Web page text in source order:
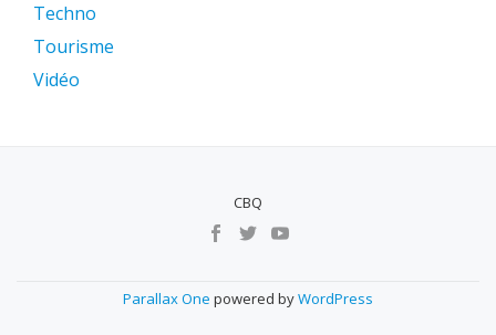
Techno
Tourisme
Vidéo
CBQ
Parallax One powered byWordPress